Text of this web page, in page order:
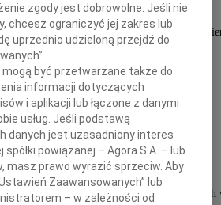
Z wielkim smutkiem przyjąłem wiadomość o
Krzysztofa Szerkusa
Terenowego Rzecznika Praw Obywatelskich
zgody jest dobrowolne. Jeśli nie
chcesz ograniczyć jej zakres lub
uprzednio udzieloną przejdź do
być przetwarzane także do
informacji dotyczących
i aplikacji lub łączone z danymi
usług. Jeśli podstawą
danych jest uzasadniony interes
spółki powiązanej – Agora S.A. – lub
masz prawo wyrazić sprzeciw. Aby
Zaawansowanych” lub
– w zależności od